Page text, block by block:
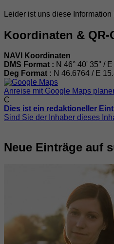
Leider ist uns diese
Koordinaten &
NAVI Koordinaten
DMS Format : N 46° 40' 35'' /
Deg Format : N 46.6764 / E
Anreise mit Google Maps
C
Dies ist ein redaktioneller
Sind Sie der Inhaber dieses
Neue Einträge auf